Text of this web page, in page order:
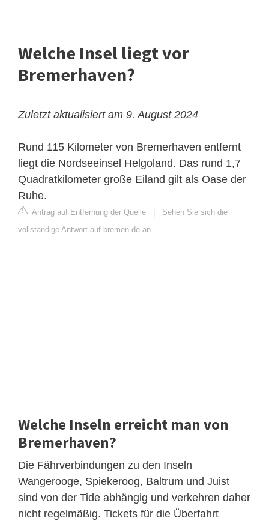
Welche Insel liegt vor
Bremerhaven?
Zuletzt aktualisiert am 9. August 2024
Rund 115 Kilometer von Bremerhaven entfernt
liegt die Nordseeinsel Helgoland. Das rund 1,7
Quadratkilometer große Eiland gilt als Oase der
Ruhe.
Antrag auf Entfernung der Quelle
Sehen Sie sich die
vollständige Antwort auf bremen.de an
Welche Inseln erreicht man von
Bremerhaven?
Die Fährverbindungen zu den Inseln
Wangerooge, Spiekeroog, Baltrum und Juist
sind von der Tide abhängig und verkehren daher
nicht regelmäßig. Tickets für die Überfahrt